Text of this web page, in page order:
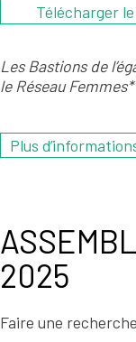
Télécharger
Les Bastions de
le Réseau
Plus
2025
Faire une recherche